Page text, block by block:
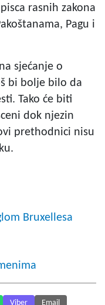
rasnih zakona
Pagu i
sjećanje o
bi bolje bilo da
Tako će biti
dok njezin
prethodnici nisu
Bruxellesa
Viber Email